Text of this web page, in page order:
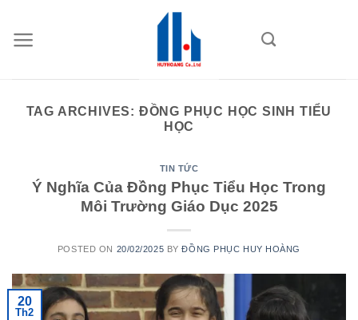
content
TAG ARCHIVES: ĐỒNG PHỤC HỌC SINH TIỂU
HỌC
TIN TỨC
Ý Nghĩa Của Đồng Phục Tiểu Học Trong
Môi Trường Giáo Dục 2025
POSTED ON 20/02/2025 BYĐỒNG PHỤC HUY HOÀNG
20
Th2